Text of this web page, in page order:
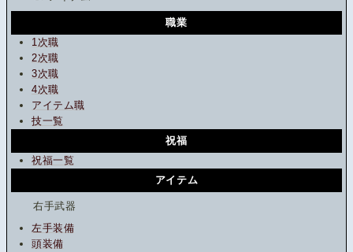
職業
1次職
2次職
3次職
4次職
アイテム職
技一覧
祝福
祝福一覧
アイテム
右手武器
左手装備
頭装備